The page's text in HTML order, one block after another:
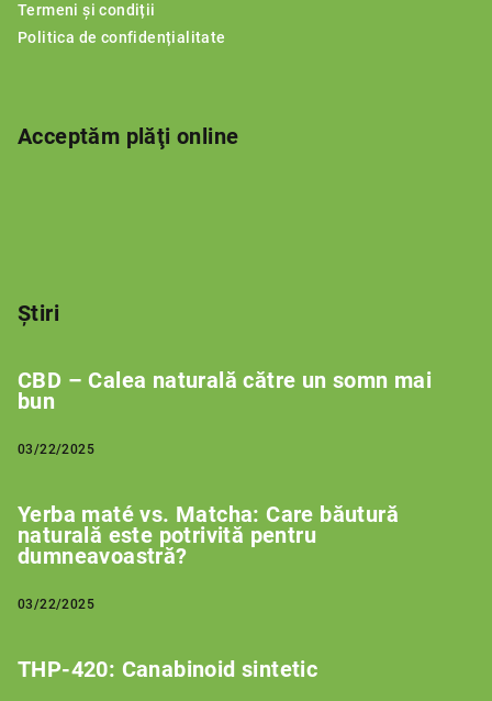
Termeni și condiții
Politica de confidențialitate
Acceptăm plăţi online
Știri
CBD – Calea naturală către un somn mai
bun
03/22/2025
Yerba maté vs. Matcha: Care băutură
naturală este potrivită pentru
dumneavoastră?
03/22/2025
THP-420: Canabinoid sintetic